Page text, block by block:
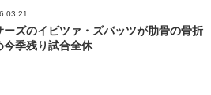
ーズのイビツァ・ズバッツが肋骨の骨折
今季残り試合全休